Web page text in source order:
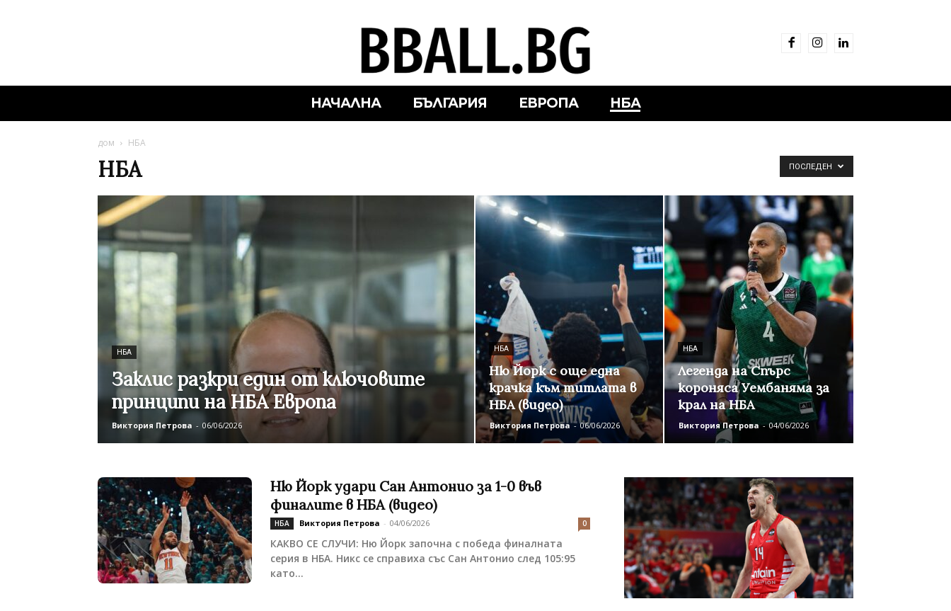
НАЧАЛНА БЪЛГАРИЯ ЕВРОПА НБА
дом НБА
НБА ПОСЛЕДЕН
НБА
Заклис разкри един от ключовите
принципи на НБА Европа
Виктория Петрова - 06/06/2026
НБА
Ню Йорк с още една
крачка към титлата в
НБА (видео)
Виктория Петрова - 06/06/2026
НБА
Легенда на Спърс
короняса Уембаняма за
крал на НБА
Виктория Петрова - 04/06/2026
Ню Йорк удари Сан Антонио за 1-0 във
финалите в НБА (видео)
НБА Виктория Петрова - 04/06/2026 0
КАКВО СЕ СЛУЧИ: Ню Йорк започна с победа финалната
серия в НБА. Никс се справиха със Сан Антонио след 105:95
като...